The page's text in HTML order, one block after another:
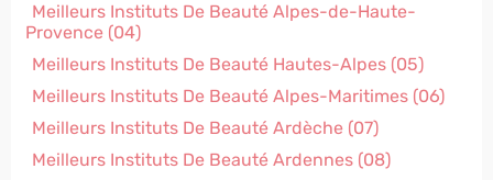
Meilleurs Instituts De Beauté Alpes-de-Haute-
Provence (04)
Meilleurs Instituts De Beauté Hautes-Alpes (05)
Meilleurs Instituts De Beauté Alpes-Maritimes (06)
Meilleurs Instituts De Beauté Ardèche (07)
Meilleurs Instituts De Beauté Ardennes (08)